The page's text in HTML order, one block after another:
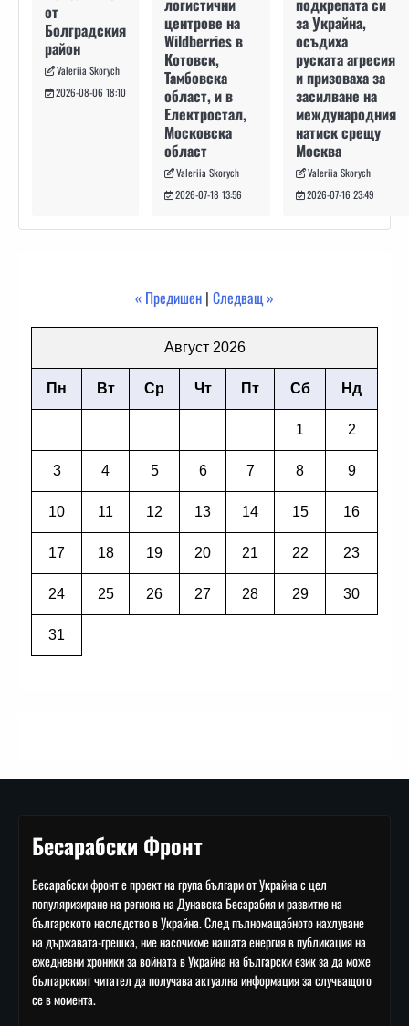
от
Болградския
район
Valeriia Skorych
2026-08-06 18:10
центрове на
Wildberries в
Котовск,
Тамбовска
област, и в
Електростал,
Московска
област
Valeriia Skorych
2026-07-18 13:56
за Украйна,
осъдиха
руската агресия
и призоваха за
засилване на
международния
натиск срещу
Москва
Valeriia Skorych
2026-07-16 23:49
« Предишен | Следващ »
Август 2026
Пн Вт Ср Чт Пт Сб Нд
1 2
3 4 5 6 7 8 9
10 11 12 13 14 15 16
17 18 19 20 21 22 23
24 25 26 27 28 29 30
31
Бесарабски Фронт
Бесарабски фронт е проект на група българи от Украйна с цел
популяризиране на региона на Дунавска Бесарабия и развитие на
българското наследство в Украйна. След пълномащабното нахлуване
на държавата-грешка, ние насочихме нашата енергия в публикация на
ежедневни хроники за войната в Украйна на български език за да може
българският читател да получава актуална информация за случващото
се в момента.